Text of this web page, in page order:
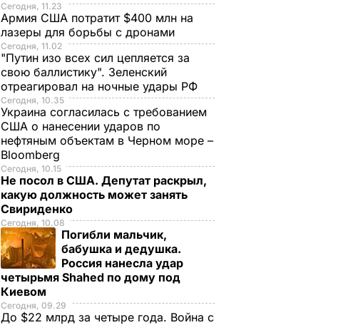
Сегодня, 11.23
Армия США потратит $400 млн на
лазеры для борьбы с дронами
Сегодня, 11.02
"Путин изо всех сил цепляется за
свою баллистику". Зеленский
отреагировал на ночные удары РФ
Сегодня, 10.35
Украина согласилась с требованием
США о нанесении ударов по
нефтяным объектам в Черном море –
Bloomberg
Сегодня, 10.15
Не посол в США. Депутат раскрыл,
какую должность может занять
Свириденко
Сегодня, 10.08
Погибли мальчик,
бабушка и дедушка.
Россия нанесла удар
четырьмя Shahed по дому под
Киевом
Сегодня, 09.29
До $22 млрд за четыре года. Война с